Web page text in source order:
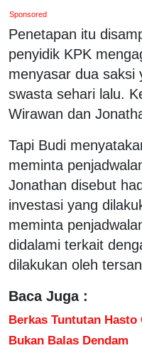
Sponsored
Penetapan itu
penyidik KPK
menyasar dua saksi
swasta sehari lalu.
Wirawan dan
Tapi Budi
meminta
Jonathan disebut
investasi yang
meminta
didalami terkait
dilakukan oleh
Baca Juga :
Berkas Tuntutan Hasto
Bukan Balas Dendam